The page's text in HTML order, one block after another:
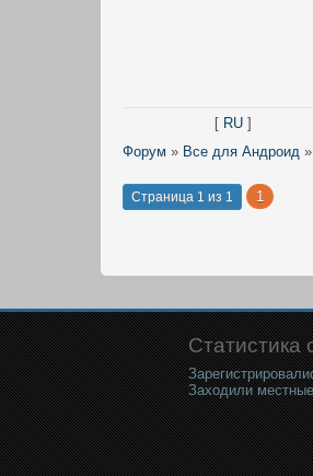
[ RU ]
Форум » Все для Андроид »
Страница 1 из 1 1
Статистика
Заходили